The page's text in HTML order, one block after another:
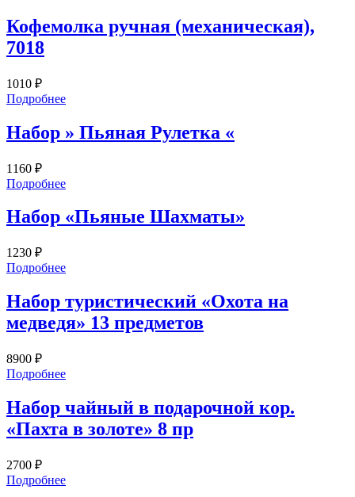
Кофемолка ручная (механическая),
7018
1010 ₽
Подробнее
Набор » Пьяная Рулетка «
1160 ₽
Подробнее
Набор «Пьяные Шахматы»
1230 ₽
Подробнее
Набор туристический «Охота на
медведя» 13 предметов
8900 ₽
Подробнее
Набор чайный в подарочной кор.
«Пахта в золоте» 8 пр
2700 ₽
Подробнее